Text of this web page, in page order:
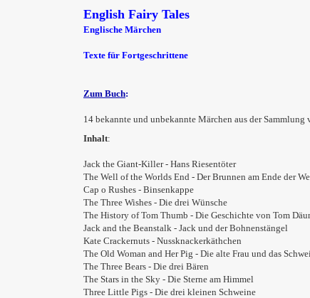
English Fairy Tales
Englische Märchen
Texte für Fortgeschrittene
Zum Buch:
14 bekannte und unbekannte Märchen aus der Sammlung
Inhalt:
Jack the Giant-Killer - Hans Riesentöter
The Well of the Worlds End - Der Brunnen am Ende der
Cap o Rushes - Binsenkappe
The Three Wishes - Die drei Wünsche
The History of Tom Thumb - Die Geschichte von Tom
Jack and the Beanstalk - Jack und der Bohnenstängel
Kate Crackernuts - Nussknackerkäthchen
The Old Woman and Her Pig - Die alte Frau und das
The Three Bears - Die drei Bären
The Stars in the Sky - Die Sterne am Himmel
Three Little Pigs - Die drei kleinen Schweine